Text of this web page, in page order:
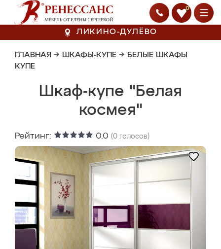
0
ЛИКИНО-ДУЛЁВО
ГЛАВНАЯ → ШКАФЫ-КУПЕ → БЕЛЫЕ ШКАФЫ
КУПЕ
Шкаф-купе "Белая
космея"
Рейтинг: 0.0 (0 голосов)